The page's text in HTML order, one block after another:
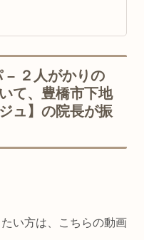
– ２人がかりの
て、豊橋市下地
ュ】の院長が振
い方は、こちらの動画